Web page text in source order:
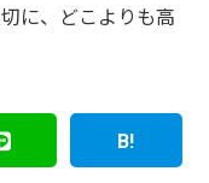
に、どこよりも高